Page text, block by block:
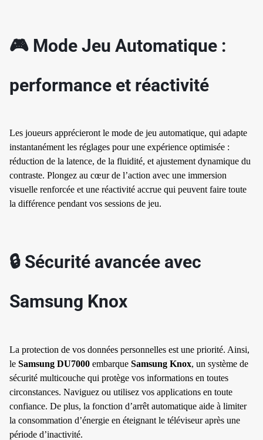
🎮 Mode Jeu Automatique :
performance et réactivité
Les joueurs apprécieront le mode de jeu automatique, qui adapte
instantanément les réglages pour une expérience optimisée :
réduction de la latence, de la fluidité, et ajustement dynamique du
contraste. Plongez au cœur de l’action avec une immersion
visuelle renforcée et une réactivité accrue qui peuvent faire toute
la différence pendant vos sessions de jeu.
🔒 Sécurité avancée avec
Samsung Knox
La protection de vos données personnelles est une priorité. Ainsi,
le Samsung DU7000 embarque Samsung Knox, un système de
sécurité multicouche qui protège vos informations en toutes
circonstances. Naviguez ou utilisez vos applications en toute
confiance. De plus, la fonction d’arrêt automatique aide à limiter
la consommation d’énergie en éteignant le téléviseur après une
période d’inactivité.